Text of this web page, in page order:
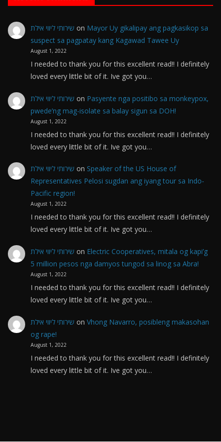
שירותי ליווי אילת on Mayor Uy gikalipay ang pagkasikop sa
suspect sa pagpatay kang Kagawad Tawee Uy
August 1, 2022
I needed to thank you for this excellent read!! I definitely
loved every little bit of it. Ive got you…
שירותי ליווי אילת on Pasyente nga positibo sa monkeypox,
pwede’ng mag-isolate sa balay sigun sa DOH!
August 1, 2022
I needed to thank you for this excellent read!! I definitely
loved every little bit of it. Ive got you…
שירותי ליווי אילת on Speaker of the US House of
Representatives Pelosi sugdan ang iyang tour sa Indo-
Pacific region!
August 1, 2022
I needed to thank you for this excellent read!! I definitely
loved every little bit of it. Ive got you…
שירותי ליווי אילת on Electric Cooperatives, mitala og kapi’g
5 million pesos nga damyos tungod sa linog sa Abra!
August 1, 2022
I needed to thank you for this excellent read!! I definitely
loved every little bit of it. Ive got you…
שירותי ליווי אילת on Vhong Navarro, posibleng makasohan
og rape!
August 1, 2022
I needed to thank you for this excellent read!! I definitely
loved every little bit of it. Ive got you…